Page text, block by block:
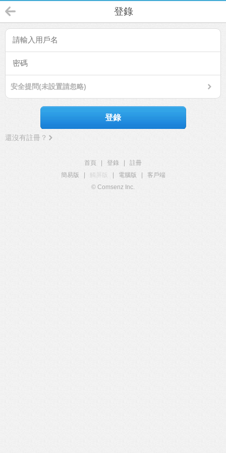
登錄
安全提問(未設置請忽略)
登錄
還沒有註冊？
首頁 登錄
註冊
簡易版
觸屏版 電腦版
客戶端
© Comsenz Inc.